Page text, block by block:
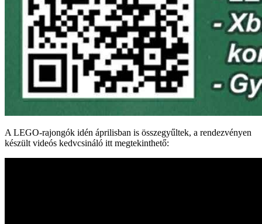
A LEGO-rajongók idén áprilisban is összegyűltek, a rendezvényen
készült videós kedvcsináló itt megtekinthető: